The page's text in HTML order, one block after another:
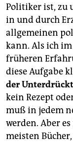
Politiker ist, zu
in und durch
allgemeinen
kann. Als ich
früheren
diese Aufgabe
der
kein Rezept
muß in jedem
werden. Aber
meisten